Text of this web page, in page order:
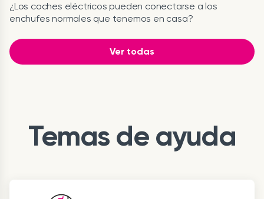
¿Los coches eléctricos pueden conectarse a los
enchufes normales que tenemos en casa?
Ver todas
Temas de ayuda